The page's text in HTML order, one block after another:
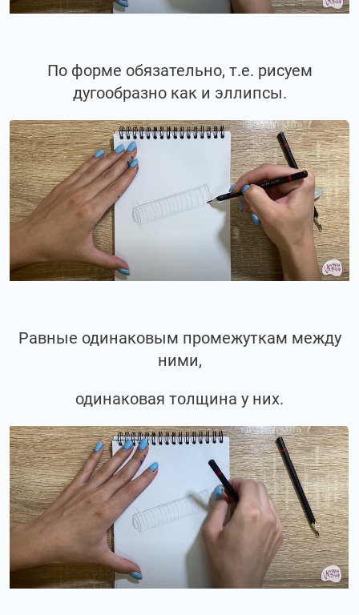
По форме обязательно, т.е. рисуем
дугообразно как и эллипсы.
Равные одинаковым промежуткам между
ними,
одинаковая толщина у них.